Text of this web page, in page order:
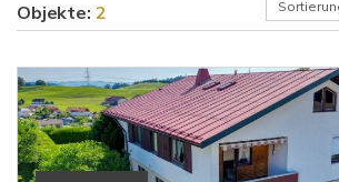
Objekte: 2